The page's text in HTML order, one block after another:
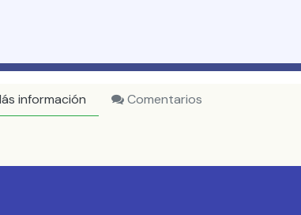
información Comentarios